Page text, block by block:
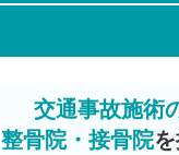
交通事故施術
整骨院・接骨院